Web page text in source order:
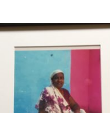
variations.
Les
peuvent
être
choisies